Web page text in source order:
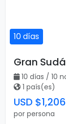
10 días
Gran
10 días / 10
1 país(es)
USD $1,206
por persona